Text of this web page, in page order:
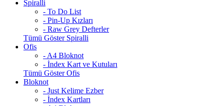
Spiralli
- To Do List
- Pin-Up Kızları
- Raw Grey Defterler
Tümü Göster Spiralli
Ofis
- A4 Bloknot
- İndex Kart ve Kutuları
Tümü Göster Ofis
Bloknot
- Just Kelime Ezber
- İndex Kartları